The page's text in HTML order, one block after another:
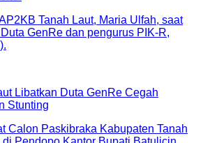
Libatkan Duta GenRe Cegah
Stunting